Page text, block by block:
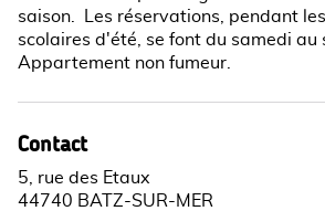
saison. Les réservations, pendant
scolaires d'été, se font du samedi au
Appartement non fumeur.
Contact
5, rue des Etaux
44740 BATZ-SUR-MER